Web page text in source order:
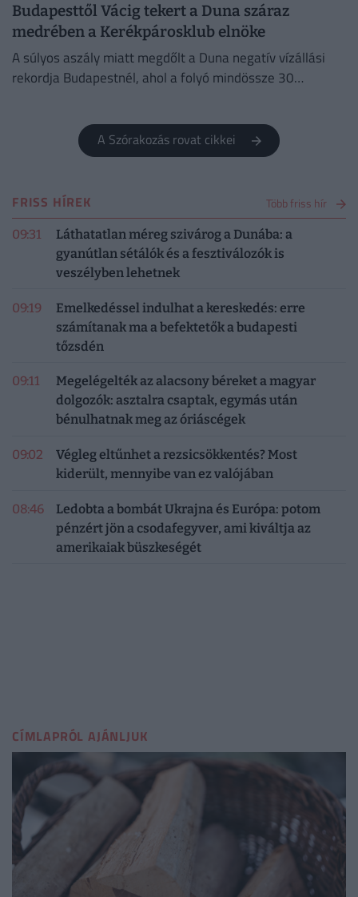
Budapesttől Vácig tekert a Duna száraz
medrében a Kerékpárosklub elnöke
A súlyos aszály miatt megdőlt a Duna negatív vízállási
rekordja Budapestnél, ahol a folyó mindössze 30
A Szórakozás rovat cikkei
FRISS HÍREK Több friss hír
09:31
Láthatatlan méreg szivárog a Dunába: a
gyanútlan sétálók és a fesztiválozók is
veszélyben lehetnek
09:19
Emelkedéssel indulhat a kereskedés: erre
számítanak ma a befektetők a budapesti
tőzsdén
09:11
Megelégelték az alacsony béreket a magyar
dolgozók: asztalra csaptak, egymás után
bénulhatnak meg az óriáscégek
09:02
Végleg eltűnhet a rezsicsökkentés? Most
kiderült, mennyibe van ez valójában
08:46
Ledobta a bombát Ukrajna és Európa: potom
pénzért jön a csodafegyver, ami kiváltja az
amerikaiak büszkeségét
CÍMLAPRÓL AJÁNLJUK